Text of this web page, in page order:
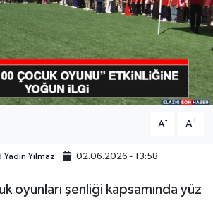
A- A+
Yılmaz 02.06.2026 - 13:58
oyunları şenliği kapsamında yüz